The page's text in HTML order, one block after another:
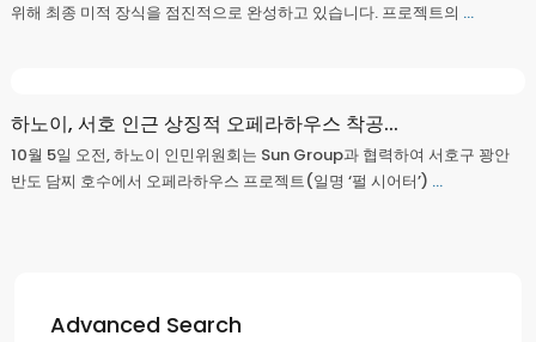
위해 최종 미적 장식을 점진적으로 완성하고 있습니다. 프로젝트의 ...
하노이, 서호 인근 상징적 오페라하우스 착공...
10월 5일 오전, 하노이 인민위원회는 Sun Group과 협력하여 서호구 꽝안
반도 담찌 호수에서 오페라하우스 프로젝트(일명 ‘펄 시어터’) ...
Advanced Search